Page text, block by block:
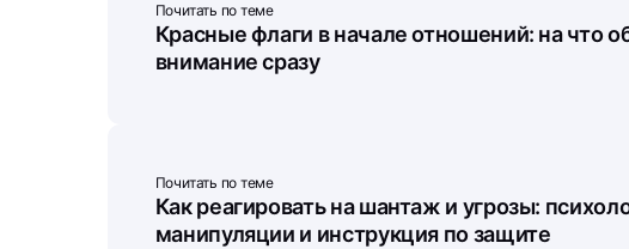
Почитать по теме
Красные флаги в начале отношений: на что
внимание сразу
Почитать по теме
Как реагировать на шантаж и угрозы:
манипуляции и инструкция по защите